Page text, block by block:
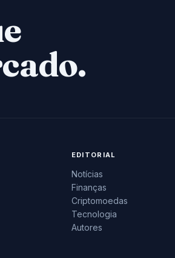
EDITORIAL
Notícias
Finanças
Criptomoedas
Tecnologia
Autores